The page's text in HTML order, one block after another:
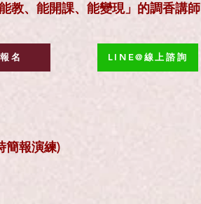
教、能開課、能變現」的調香講師
名 LINE@線上諮詢
簡報演練)